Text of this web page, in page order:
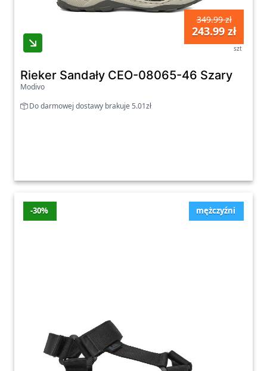
349.99 zł
243.99 zł
szt
Rieker Sandały CEO-08065-46 Szary
Modivo
Do darmowej dostawy brakuje 5.01zł
mężczyźni
-30%